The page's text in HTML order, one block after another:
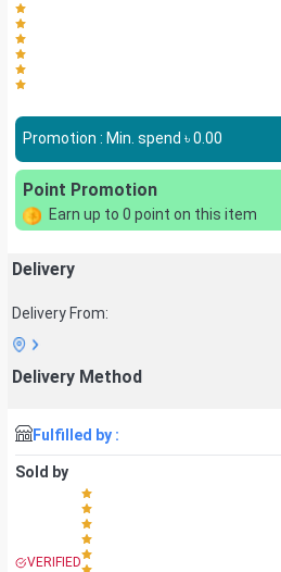
Promotion : Min. spend ৳0.00
Point Promotion
Earn up to 0 point on this item
Delivery
Delivery From:
Delivery Method
Fulfilled by :
Sold by
VERIFIED